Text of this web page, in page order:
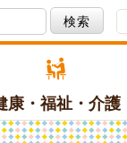
康・福祉・介護